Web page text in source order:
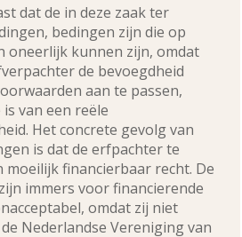
dat de in deze zaak ter
bedingen zijn die op
oneerlijk kunnen zijn, omdat
de bevoegdheid
aan te passen,
van een reële
Het concrete gevolg van
is dat de erfpachter te
moeilijk financierbaar recht. De
immers voor financierende
omdat zij niet
Nederlandse Vereniging van